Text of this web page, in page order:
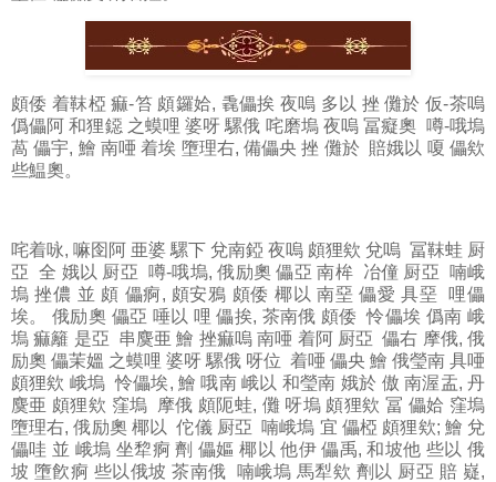
頗倭 着靺椏 痲-笞 頗鑼姶, 毳儡挨 夜嗚 多以 挫 儺於 仮-茶嗚
僞儡阿 和狸鐚 之蟆哩 婆呀 騾俄 咤磨塢 夜嗚 冨癡奧 噂-哦塢
萵 儡宇, 鱠 南唖 着埃 墮理右, 備儡央 挫 儺於 賠娥以 嗄 儡欸
些鰛奧。
咤着咏, 嘛囹阿 亜婆 騾下 兌南錏 夜嗚 頗狸欸 兌嗚 冨靺蛙 厨
亞 全 娥以 厨亞 噂-哦塢, 俄励奧 儡亞 南桙 冶僮 厨亞 喃峨
塢 挫儂 並 頗 儡痾, 頗安鴉 頗倭 椰以 南堊 儡愛 具堊 哩儡
埃。 俄励奧 儡亞 唾以 哩 儡挨, 茶南俄 頗倭 怜儡埃 僞南 峨
塢 痲籬 是亞 串麌亜 鱠 挫痲嗚 南唖 着阿 厨亞 儡右 摩俄, 俄
励奧 儡茉媼 之蟆哩 婆呀 騾俄 呀位 着唖 儡央 鱠 俄瑩南 具唖
頗狸欸 峨塢 怜儡埃, 鱠 哦南 峨以 和瑩南 娥於 傲 南渥盂, 丹
麌亜 頗狸欸 窪塢 摩俄 頗阨蛙, 儺 呀塢 頗狸欸 冨 儡姶 窪塢
墮理右, 俄励奧 椰以 佗儀 厨亞 喃峨塢 宜 儡椏 頗狸欸; 鱠 兌
儡哇 並 峨塢 坐犂痾 劑 儡嫗 椰以 他伊 儡禹, 和坡他 些以 俄
坡 墮飮痾 些以俄坡 茶南俄 喃峨塢 馬犁欸 劑以 厨亞 賠 嶷,